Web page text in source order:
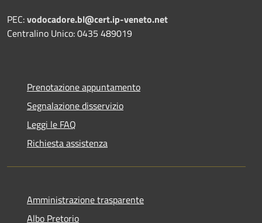
PEC:vodocadore.bl@cert.ip-veneto.net
Centralino Unico: 0435 489019
Prenotazione appuntamento
Segnalazione disservizio
Leggi le FAQ
Richiesta assistenza
Amministrazione trasparente
Albo Pretorio